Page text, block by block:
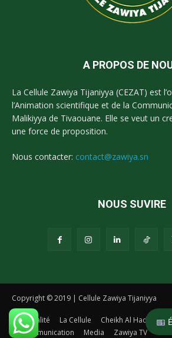
A PROPOS DE
La Cellule Zawiya Tijaniyya (CEZAT) est
l’Animation scientifique et de la
Malikiyya de Tivaouane. Elle se veut un
une force de proposition.
Nous contacter: contact@zawiya.sn
NOUS SUVIRE
Copyright © 2019 | Cellule Zawiya Tijaniyya
Actualité La Cellule Cheikh Al Hadj Malick
Communication
Media Zawiya TV